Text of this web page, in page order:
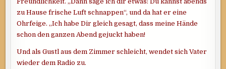
zu Hause frische Luft schnappen“, und da hat er eine
Ohrfeige. „Ich habe Dir gleich gesagt, dass meine Hände
schon den ganzen Abend gejuckt haben!
Und als Gustl aus dem Zimmer schleicht, wendet sich Vater
wieder dem Radio zu.